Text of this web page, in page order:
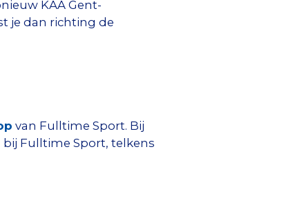
KAA Gent-
je dan richting de
van Fulltime Sport. Bij
Fulltime Sport, telkens